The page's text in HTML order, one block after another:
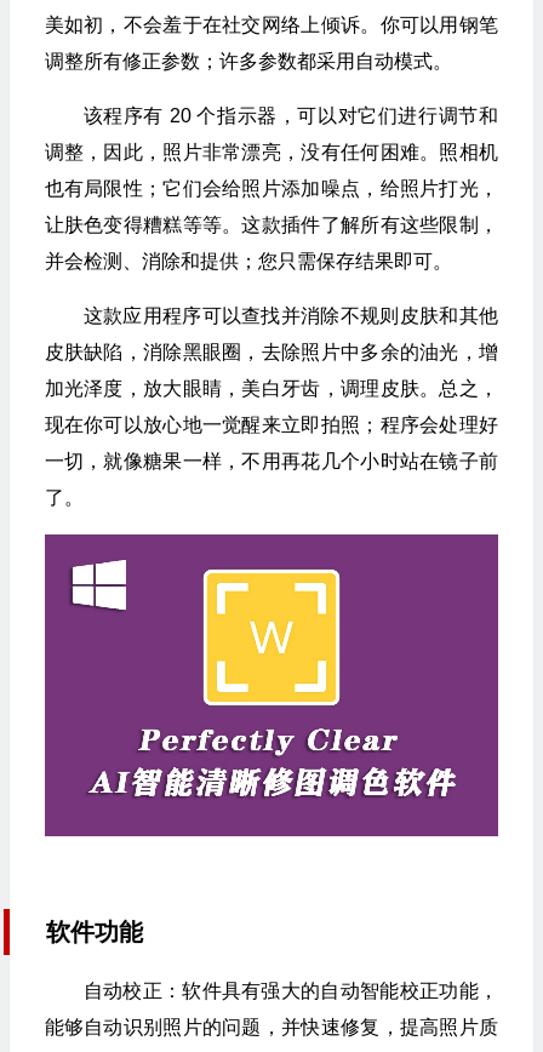
美如初，不会羞于在社交网络上倾诉。你可以用钢笔
调整所有修正参数；许多参数都采用自动模式。
该程序有 20 个指示器，可以对它们进行调节和
调整，因此，照片非常漂亮，没有任何困难。照相机
也有局限性；它们会给照片添加噪点，给照片打光，
让肤色变得糟糕等等。这款插件了解所有这些限制，
并会检测、消除和提供；您只需保存结果即可。
这款应用程序可以查找并消除不规则皮肤和其他
皮肤缺陷，消除黑眼圈，去除照片中多余的油光，增
加光泽度，放大眼睛，美白牙齿，调理皮肤。总之，
现在你可以放心地一觉醒来立即拍照；程序会处理好
一切，就像糖果一样，不用再花几个小时站在镜子前
了。
软件功能
自动校正：软件具有强大的自动智能校正功能，
能够自动识别照片的问题，并快速修复，提高照片质